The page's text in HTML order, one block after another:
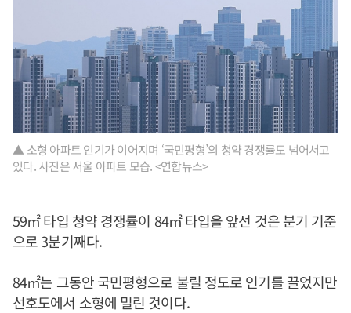
▲ 소형 아파트 인기가 이어지며 ‘국민평형’의 청약 경쟁률도 넘어서고
있다. 사진은 서울 아파트 모습. <연합뉴스>
59㎡ 타입 청약 경쟁률이 84㎡ 타입을 앞선 것은 분기 기준
으로 3분기째다.
84㎡는 그동안 국민평형으로 불릴 정도로 인기를 끌었지만
선호도에서 소형에 밀린 것이다.